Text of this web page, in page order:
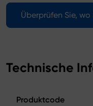
Überprüfen Sie,
Technische
Produktcode